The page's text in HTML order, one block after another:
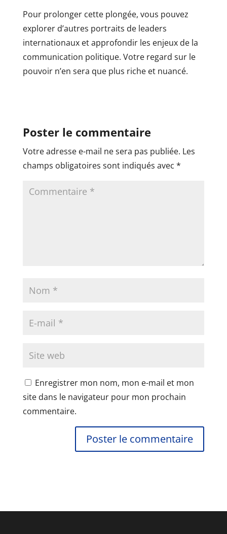
Pour prolonger cette plongée, vous pouvez
explorer d’autres portraits de leaders
internationaux et approfondir les enjeux de la
communication politique. Votre regard sur le
pouvoir n’en sera que plus riche et nuancé.
Poster le commentaire
Votre adresse e-mail ne sera pas publiée. Les
champs obligatoires sont indiqués avec *
Enregistrer mon nom, mon e-mail et mon
site dans le navigateur pour mon prochain
commentaire.